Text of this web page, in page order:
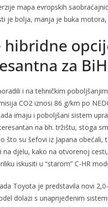
mapa evropskih
je bolja, manja je buka
hibridne
za BiH
i na tehničkim
CO2 iznosi 86 g/km po
imaju i poboljšani sistem
na bh. tržištu, stoga
što su šefovi iz Japana
na djelu, kako na otvorenoj
iskusiti u “starom” C-HR
Toyota je predstavila novi
dolazi s unaprijeđenim